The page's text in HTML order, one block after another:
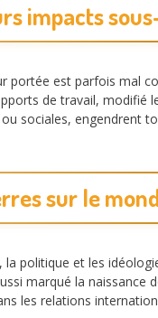
impacts
portée est parfois mal
de travail, modifié
sociales, engendrent
sur le
politique et les
marqué la naissance
les relations